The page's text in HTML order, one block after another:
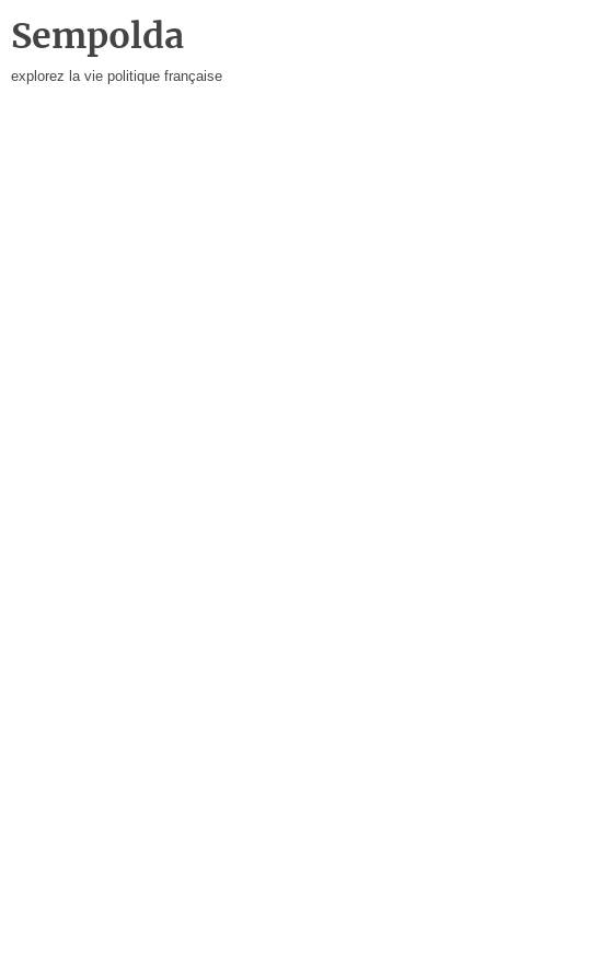
Sempolda
explorez la vie politique française